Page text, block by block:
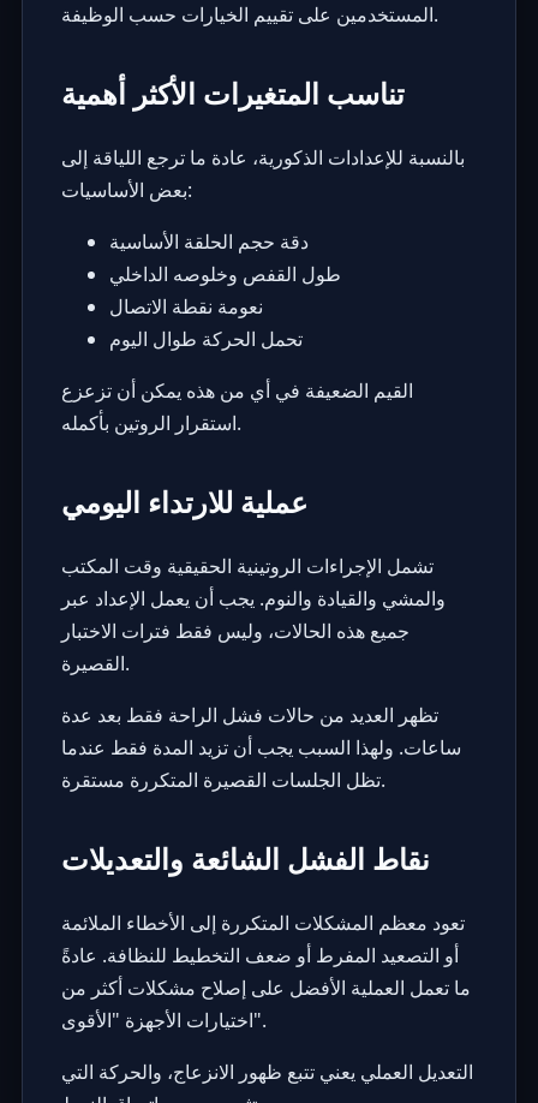
المستخدمين على تقييم الخيارات حسب الوظيفة.
تناسب المتغيرات الأكثر أهمية
بالنسبة للإعدادات الذكورية، عادة ما ترجع اللياقة إلى
بعض الأساسيات:
دقة حجم الحلقة الأساسية
طول القفص وخلوصه الداخلي
نعومة نقطة الاتصال
تحمل الحركة طوال اليوم
القيم الضعيفة في أي من هذه يمكن أن تزعزع
استقرار الروتين بأكمله.
عملية للارتداء اليومي
تشمل الإجراءات الروتينية الحقيقية وقت المكتب
والمشي والقيادة والنوم. يجب أن يعمل الإعداد عبر
جميع هذه الحالات، وليس فقط فترات الاختبار
القصيرة.
تظهر العديد من حالات فشل الراحة فقط بعد عدة
ساعات. ولهذا السبب يجب أن تزيد المدة فقط عندما
تظل الجلسات القصيرة المتكررة مستقرة.
نقاط الفشل الشائعة والتعديلات
تعود معظم المشكلات المتكررة إلى الأخطاء الملائمة
أو التصعيد المفرط أو ضعف التخطيط للنظافة. عادةً
ما تعمل العملية الأفضل على إصلاح مشكلات أكثر من
اختيارات الأجهزة "الأقوى".
التعديل العملي يعني تتبع ظهور الانزعاج، والحركة التي